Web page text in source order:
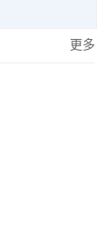
更多